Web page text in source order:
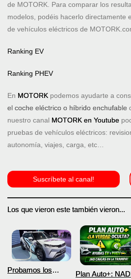
de MOTORK. Para comparar los
modelos, podéis hacerlo directamente
de vehículos eléctricos de
Ranking EV
Ranking PHEV
En MOTORK podemos ayudarte a
el coche eléctrico o híbrido enchufable
nuestro canal MOTORK en Youtube
pruebas de vehículos eléctricos:
autonomía, viajes, carga, etc…
Suscríbete al canal!
Los que vieron este también vieron...
Probamos los
Plan Auto+: